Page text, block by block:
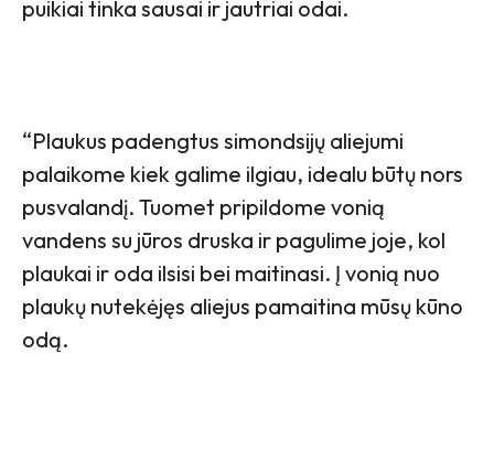
puikiai tinka sausai ir jautriai odai.
“Plaukus padengtus simondsijų aliejumi
palaikome kiek galime ilgiau, idealu būtų nors
pusvalandį. Tuomet pripildome vonią
vandens su jūros druska ir pagulime joje, kol
plaukai ir oda ilsisi bei maitinasi. Į vonią nuo
plaukų nutekėjęs aliejus pamaitina mūsų kūno
odą.